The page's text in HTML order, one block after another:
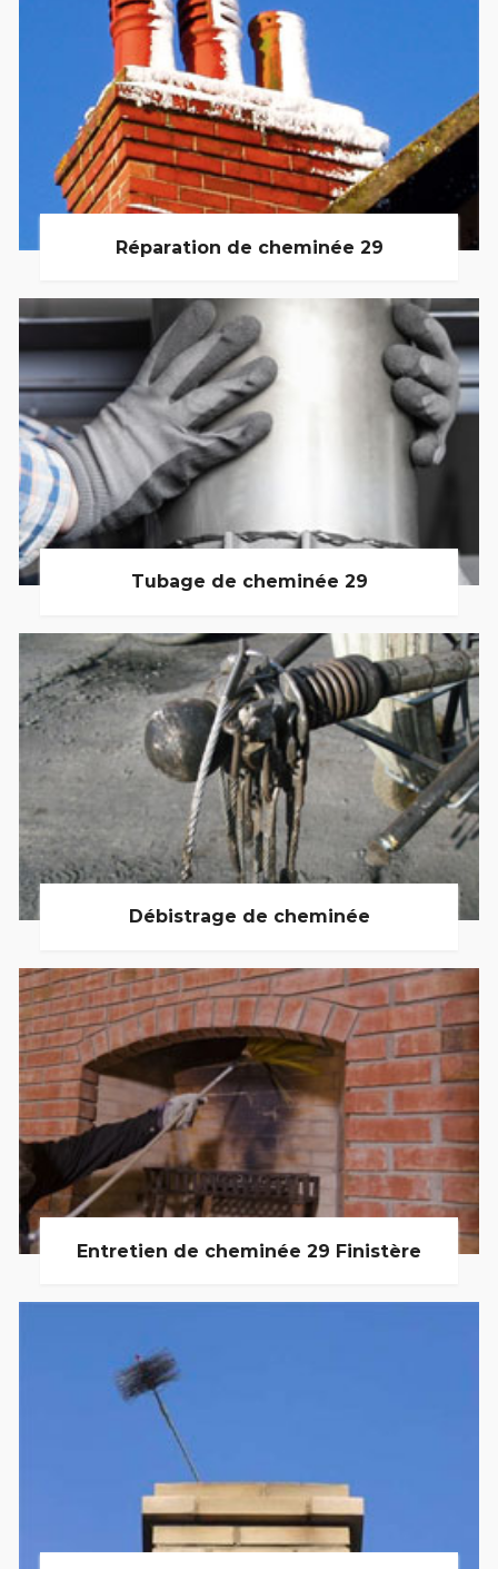
Réparation de cheminée 29
Tubage de cheminée 29
Débistrage de cheminée
Entretien de cheminée 29 Finistère